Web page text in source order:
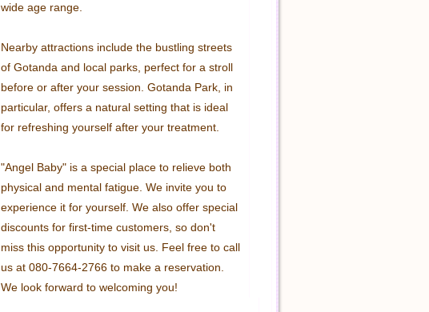
wide age range.
Nearby attractions include the bustling streets
of Gotanda and local parks, perfect for a stroll
before or after your session. Gotanda Park, in
particular, offers a natural setting that is ideal
for refreshing yourself after your treatment.
"Angel Baby" is a special place to relieve both
physical and mental fatigue. We invite you to
experience it for yourself. We also offer special
discounts for first-time customers, so don't
miss this opportunity to visit us. Feel free to call
us at 080-7664-2766 to make a reservation.
We look forward to welcoming you!